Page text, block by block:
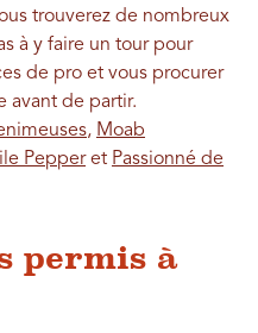
trouverez de nombreux
à y faire un tour pour
de pro et vous procurer
avant de partir.
, Moab
Pepperet Passionné de
permis à